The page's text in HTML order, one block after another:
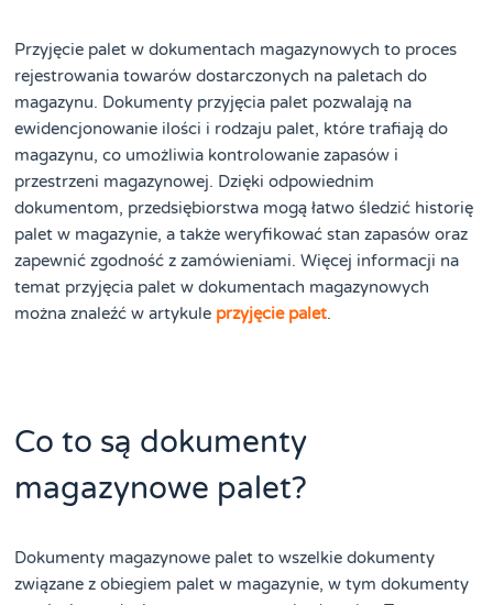
Przyjęcie palet w dokumentach magazynowych to proces
rejestrowania towarów dostarczonych na paletach do
magazynu. Dokumenty przyjęcia palet pozwalają na
ewidencjonowanie ilości i rodzaju palet, które trafiają do
magazynu, co umożliwia kontrolowanie zapasów i
przestrzeni magazynowej. Dzięki odpowiednim
dokumentom, przedsiębiorstwa mogą łatwo śledzić historię
palet w magazynie, a także weryfikować stan zapasów oraz
zapewnić zgodność z zamówieniami. Więcej informacji na
temat przyjęcia palet w dokumentach magazynowych
można znaleźć w artykule przyjęcie palet.
Co to są dokumenty
magazynowe palet?
Dokumenty magazynowe palet to wszelkie dokumenty
związane z obiegiem palet w magazynie, w tym dokumenty